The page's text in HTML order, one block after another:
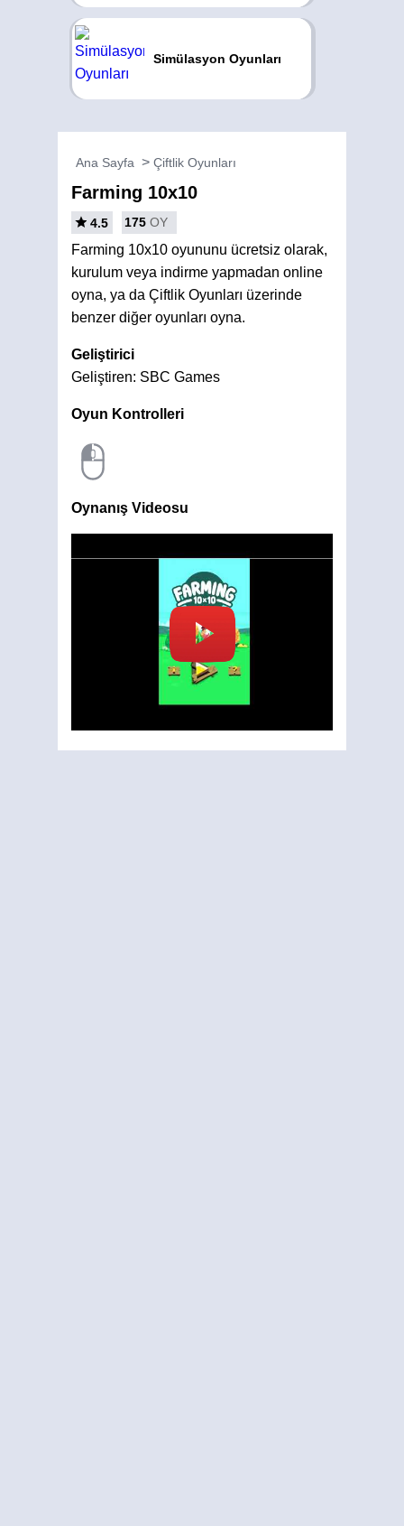
Simülasyon Oyunları
Ana Sayfa Çiftlik Oyunları
Farming 10x10
4.5 175 OY
Farming 10x10 oyununu ücretsiz olarak,
kurulum veya indirme yapmadan online
oyna, ya da Çiftlik Oyunları üzerinde
benzer diğer oyunları oyna.
Geliştirici
Geliştiren: SBC Games
Oyun Kontrolleri
Oynanış Videosu